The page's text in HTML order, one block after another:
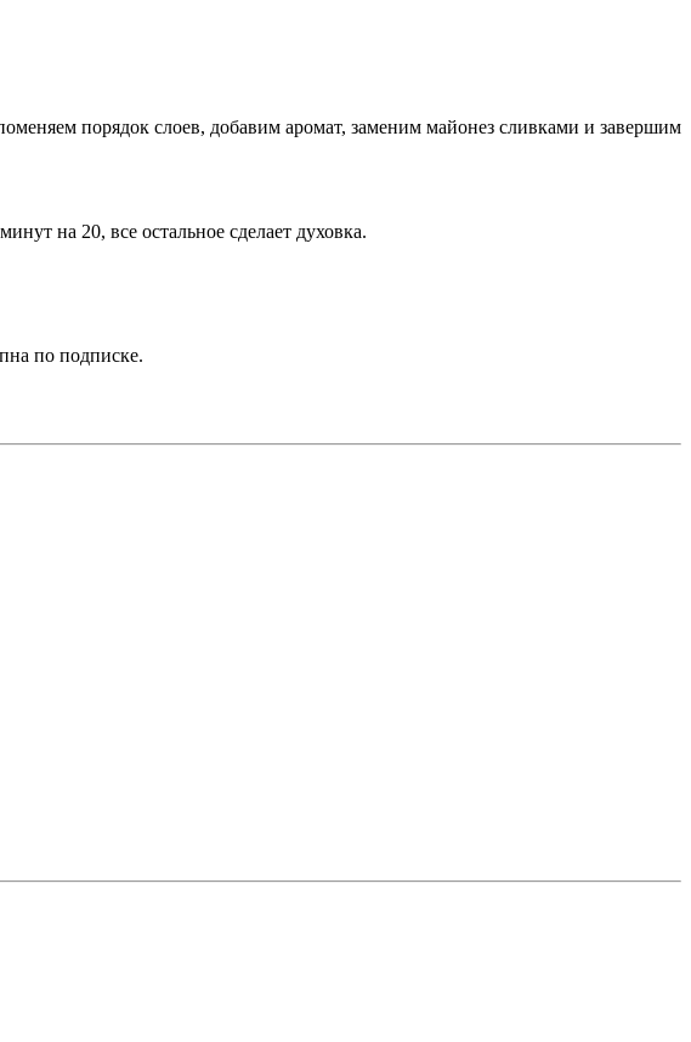
порядок слоев, добавим аромат, заменим майонез сливками и завершим
на 20, все остальное сделает духовка.
по подписке.